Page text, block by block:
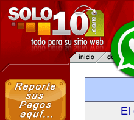
El